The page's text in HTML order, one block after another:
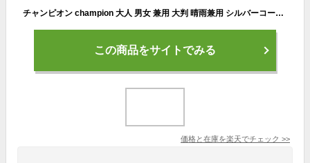
チャンピオン champion 大人 男女 兼用 大判 晴雨兼用 シルバーコーティング ワンタッチ ジャンプ 傘 70cm × 8R ゴルフ スポーツ観戦 日常使用 UVカット 遮光率 99%以上 雨 梅雨 アウトドア 日差し 遮熱 CHP75JPJP70
この商品をサイトでみる
価格と在庫を楽天でチェック >>